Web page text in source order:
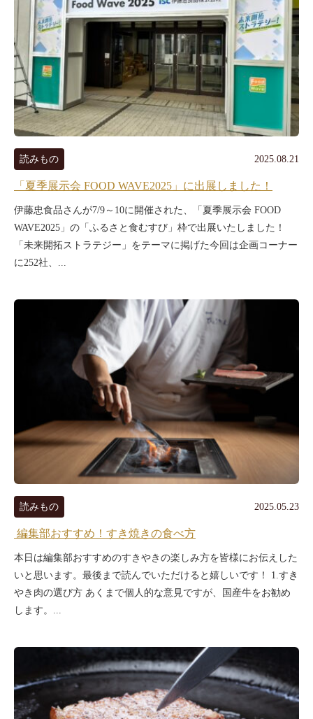
読みもの 2025.08.21
「夏季展示会 FOOD WAVE2025」に出展しました！
伊藤忠食品さんが7/9～10に開催された、「夏季展示会 FOOD
WAVE2025」の「ふるさと食むすび」枠で出展いたしました！
「未来開拓ストラテジー」をテーマに掲げた今回は企画コーナー
に252社、...
読みもの 2025.05.23
編集部おすすめ！すき焼きの食べ方
本日は編集部おすすめのすきやきの楽しみ方を皆様にお伝えした
いと思います。最後まで読んでいただけると嬉しいです！ 1.すき
やき肉の選び方 あくまで個人的な意見ですが、国産牛をお勧め
します。...